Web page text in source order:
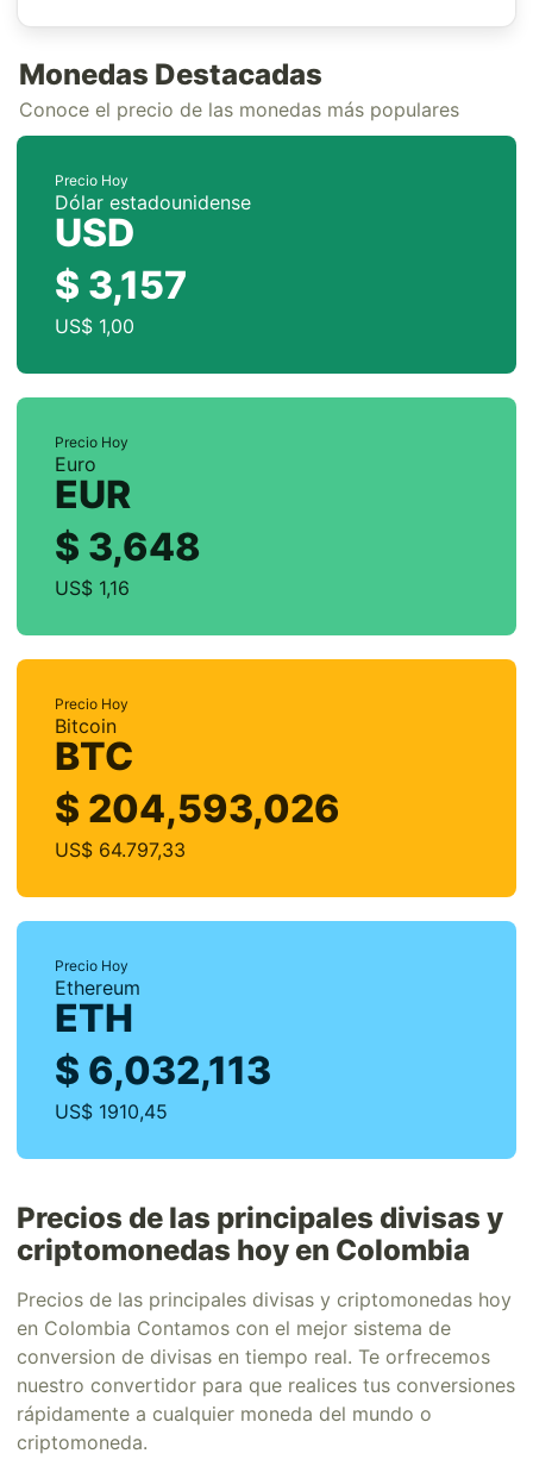
Monedas Destacadas
Conoce el precio de las monedas más populares
Precio Hoy
Dólar estadounidense
USD
$ 3,157
US$ 1,00
Precio Hoy
Euro
EUR
$ 3,648
US$ 1,16
Precio Hoy
Bitcoin
BTC
$ 204,593,026
US$ 64.797,33
Precio Hoy
Ethereum
ETH
$ 6,032,113
US$ 1910,45
Precios de las principales divisas y
criptomonedas hoy en Colombia
Precios de las principales divisas y criptomonedas hoy
en Colombia Contamos con el mejor sistema de
conversion de divisas en tiempo real. Te orfrecemos
nuestro convertidor para que realices tus conversiones
rápidamente a cualquier moneda del mundo o
criptomoneda.